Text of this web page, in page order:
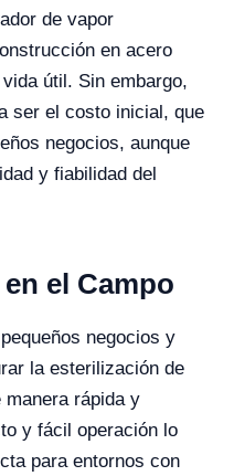
de vapor
en acero
útil. Sin embargo,
ser el costo inicial, que
negocios, aunque
y fiabilidad del
el Campo
negocios y
la esterilización de
rápida y
y fácil operación lo
para entornos con